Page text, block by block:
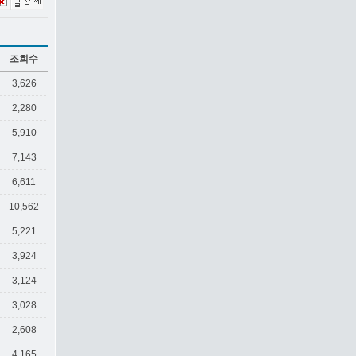
조회수
3,626
2,280
5,910
7,143
6,611
10,562
5,221
3,924
3,124
3,028
2,608